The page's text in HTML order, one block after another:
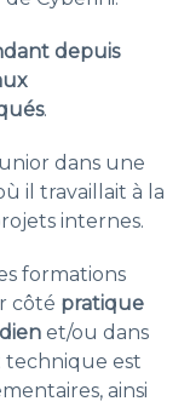
depuis
.
dans une
il travaillait à la
internes.
formations
côté pratique
et/ou dans
technique est
ainsi